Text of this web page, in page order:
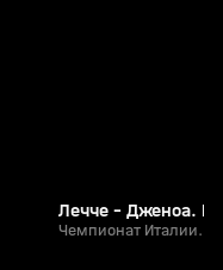
Лечче - Дженоа.
Чемпионат Италии.